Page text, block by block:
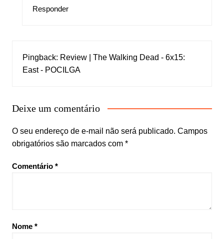
Responder
Pingback: Review | The Walking Dead - 6x15:
East - POCILGA
Deixe um comentário
O seu endereço de e-mail não será publicado. Campos
obrigatórios são marcados com *
Comentário *
Nome *